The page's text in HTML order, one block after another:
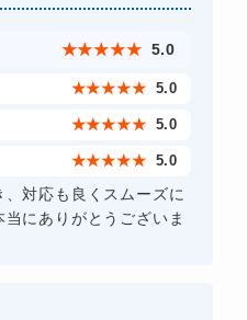
★★★★★ 5.0
★★★★★ 5.0
★★★★★ 5.0
★★★★★ 5.0
対応も良くスムーズに
にありがとうございま